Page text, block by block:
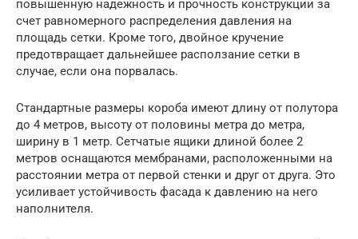
повышенную надежность и прочность конструкции за
счет равномерного распределения давления на
площадь сетки. Кроме того, двойное кручение
предотвращает дальнейшее расползание сетки в
случае, если она порвалась.
Стандартные размеры короба имеют длину от полутора
до 4 метров, высоту от половины метра до метра,
ширину в 1 метр. Сетчатые ящики длиной более 2
метров оснащаются мембранами, расположенными на
расстоянии метра от первой стенки и друг от друга. Это
усиливает устойчивость фасада к давлению на него
наполнителя.